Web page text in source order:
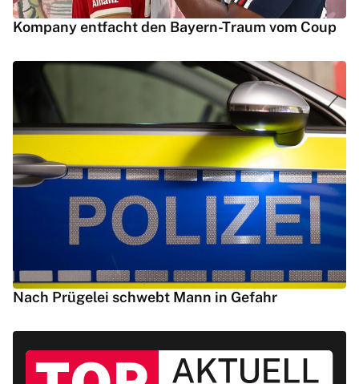
Kompany entfacht den Bayern-Traum vom Coup
Nach Prügelei schwebt Mann in Gefahr